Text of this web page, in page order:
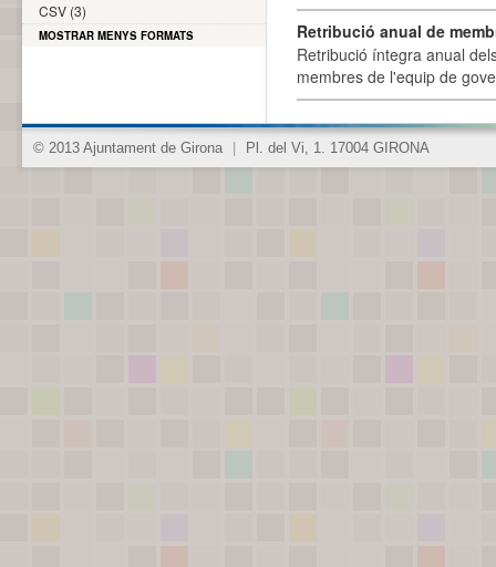
Retribució anual de
Retribució íntegra anual
membres de l'equip de
CSV (3)
MOSTRAR MENYS FORMATS
© 2013 Ajuntament de Girona Pl. del Vi, 1. 17004 GIRONA